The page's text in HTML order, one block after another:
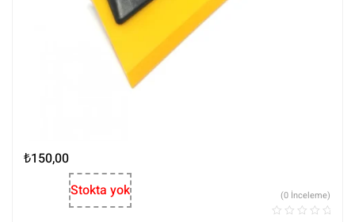
₺150,00
Stokta yok
(0 İnceleme)